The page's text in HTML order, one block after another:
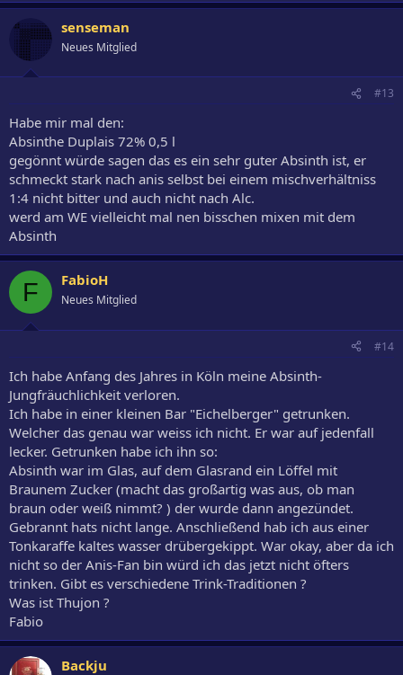
senseman
Neues Mitglied
#13
Habe mir mal den:
Absinthe Duplais 72% 0,5 l
gegönnt würde sagen das es ein sehr guter Absinth ist, er
schmeckt stark nach anis selbst bei einem mischverhältniss
1:4 nicht bitter und auch nicht nach Alc.
werd am WE vielleicht mal nen bisschen mixen mit dem
Absinth
F FabioH
Neues Mitglied
#14
Ich habe Anfang des Jahres in Köln meine Absinth-
Jungfräuchlichkeit verloren.
Ich habe in einer kleinen Bar "Eichelberger" getrunken.
Welcher das genau war weiss ich nicht. Er war auf jedenfall
lecker. Getrunken habe ich ihn so:
Absinth war im Glas, auf dem Glasrand ein Löffel mit
Braunem Zucker (macht das großartig was aus, ob man
braun oder weiß nimmt? ) der wurde dann angezündet.
Gebrannt hats nicht lange. Anschließend hab ich aus einer
Tonkaraffe kaltes wasser drübergekippt. War okay, aber da ich
nicht so der Anis-Fan bin würd ich das jetzt nicht öfters
trinken. Gibt es verschiedene Trink-Traditionen ?
Was ist Thujon ?
Fabio
Backju